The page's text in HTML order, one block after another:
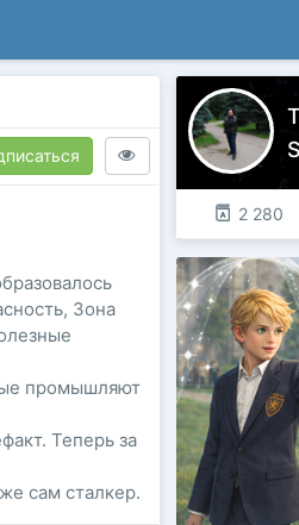
Зона
промышляют
Теперь за
сам сталкер.
2 280